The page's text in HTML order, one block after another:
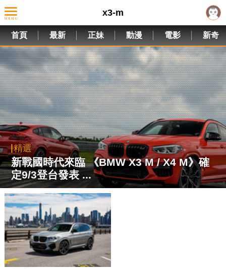
x3-m
首頁 最新 正妹 動漫 電影 新奇
精選